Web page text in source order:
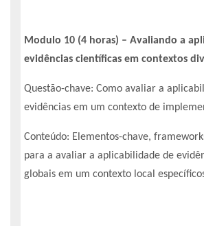
Modulo 10 (4 horas) – Avaliando a
evidências científicas em contextos
Questão-chave: Como avaliar a
evidências em um contexto de
Conteúdo: Elementos-chave,
para a avaliar a aplicabilidade de
globais em um contexto local